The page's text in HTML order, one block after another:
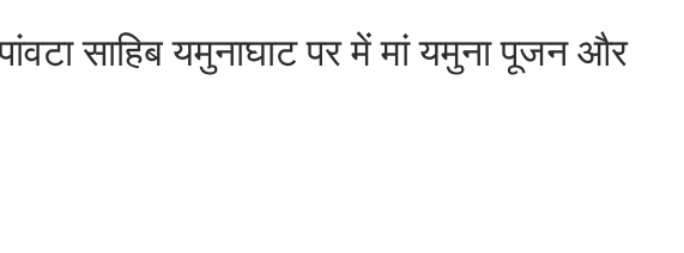
साहिब यमुनाघाट पर में मां यमुना पूजन और